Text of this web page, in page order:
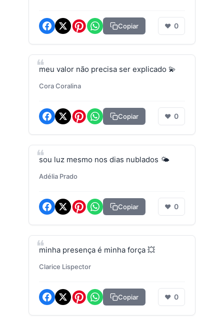
Copiar ❤ 0
meu valor não precisa ser explicado 💫
Cora Coralina
Copiar ❤ 0
sou luz mesmo nos dias nublados 🌤️
Adélia Prado
Copiar ❤ 0
minha presença é minha força 💥
Clarice Lispector
Copiar ❤ 0